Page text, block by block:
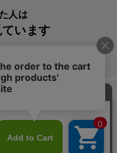
人は
います
ています